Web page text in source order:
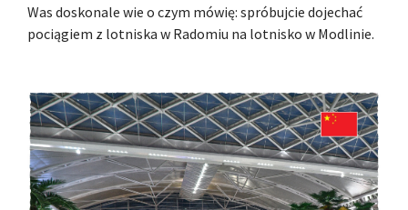
Was doskonale wie o czym mówię: spróbujcie dojechać
pociągiem z lotniska w Radomiu na lotnisko w Modlinie.